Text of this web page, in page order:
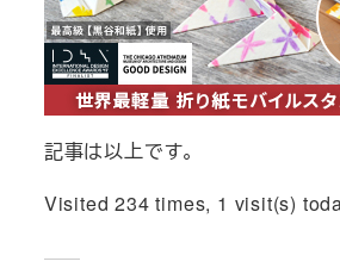
記事は以上です。
Visited 234 times, 1 visit(s)